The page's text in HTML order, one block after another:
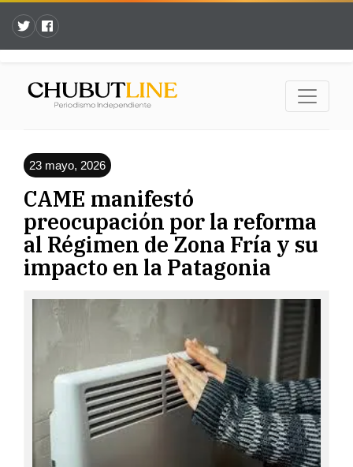
23 mayo, 2026
CAME manifestó
preocupación por la reforma
al Régimen de Zona Fría y su
impacto en la Patagonia